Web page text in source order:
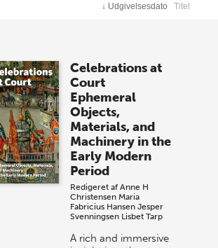
↓ Udgivelsesdato Titel
Celebrations at
Court
Ephemeral
Objects,
Materials, and
Machinery in the
Early Modern
Period
Redigeret afAnne H
Christensen Maria
Fabricius Hansen Jesper
Svenningsen Lisbet Tarp
A rich and immersive